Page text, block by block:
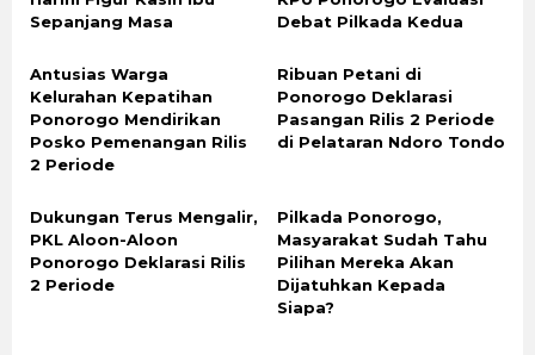
Sepanjang Masa
Debat Pilkada Kedua
Antusias Warga
Kelurahan Kepatihan
Ponorogo Mendirikan
Posko Pemenangan Rilis
2 Periode
Ribuan Petani di
Ponorogo Deklarasi
Pasangan Rilis 2 Periode
di Pelataran Ndoro Tondo
Dukungan Terus Mengalir,
PKL Aloon-Aloon
Ponorogo Deklarasi Rilis
2 Periode
Pilkada Ponorogo,
Masyarakat Sudah Tahu
Pilihan Mereka Akan
Dijatuhkan Kepada
Siapa?